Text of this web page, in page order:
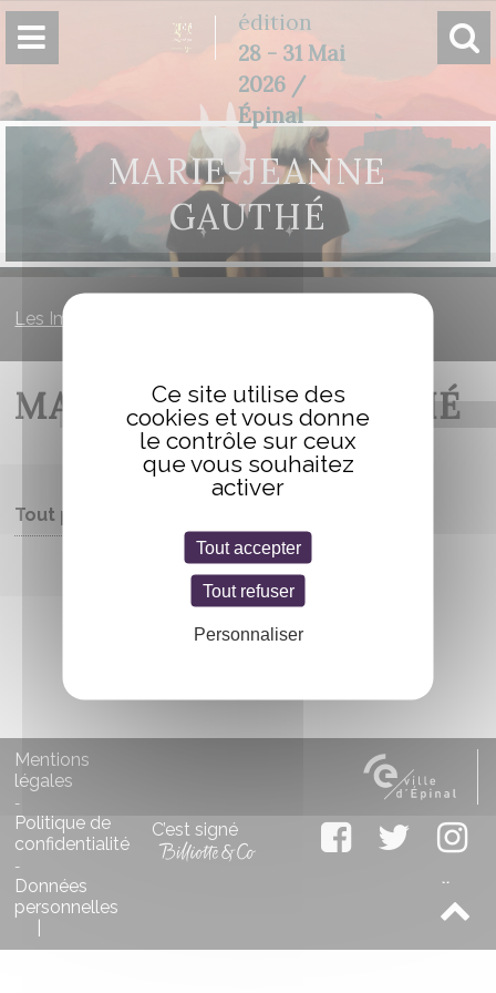
édition
28 - 31 Mai
2026 /
Épinal
MARIE-JEANNE
GAUTHÉ
Les Imaginales
MARIE-JEANNE GAUTHÉ
Tout public
Entrée libre
Mentions
légales
-
Politique de
confidentialité
-
Données
personnelles
C’est signé
Panneau de gestion des cookies
Ce site utilise des
cookies et vous donne
le contrôle sur ceux
que vous souhaitez
activer
Tout accepter
Tout refuser
Personnaliser